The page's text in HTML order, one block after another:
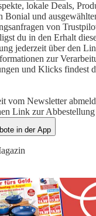
lokale Deals,
Bonial und
von
du in den Erhalt
jederzeit über den
zur
und Klicks findest
vom Newsletter
Link zur
in der App